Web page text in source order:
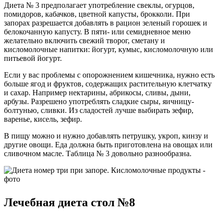
Диета № 3 предполагает употребление свеклы, огурцов,
помидоров, кабачков, цветной капусты, брокколи. При
запорах разрешается добавлять в рацион зеленый горошек и
белокочанную капусту. В пяти- или семидневное меню
желательно включить свежий творог, сметану и
кисломолочные напитки: йогурт, кумыс, кисломолочную или
питьевой йогурт.
Если у вас проблемы с опорожнением кишечника, нужно есть
больше ягод и фруктов, содержащих растительную клетчатку
и сахар. Например нектарины, абрикосы, сливы, дыни,
арбузы. Разрешено употреблять сладкие сыры, яичницу-
болтунью, сливки. Из сладостей лучше выбирать зефир,
варенье, кисель, зефир.
В пищу можно и нужно добавлять петрушку, укроп, кинзу и
другие овощи. Еда должна быть приготовлена ​​на овощах или
сливочном масле. Таблица № 3 довольно разнообразна.
Лечебная диета стол №8